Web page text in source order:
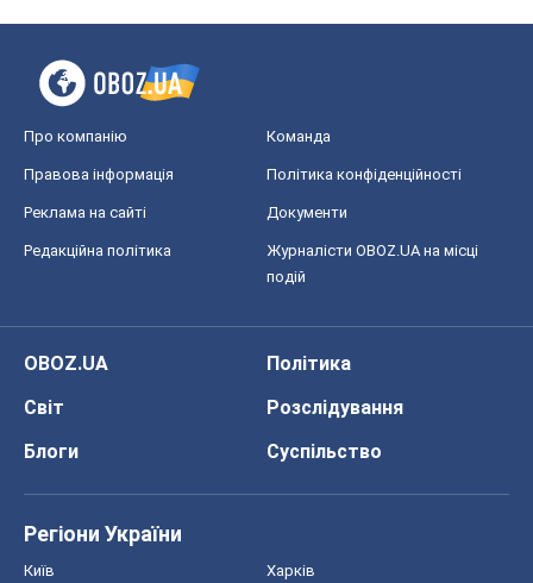
Про компанію Команда
Правова інформація Політика конфіденційності
Реклама на сайті Документи
Редакційна політика
Журналісти OBOZ.UA на місці
подій
OBOZ.UA
Політика
Світ
Розслідування
Блоги
Суспільство
Регіони України
Київ Харків